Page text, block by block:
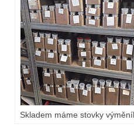
Skladem máme stovky